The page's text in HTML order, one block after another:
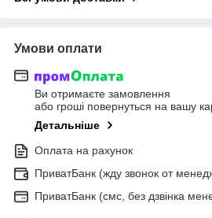
Умови оплати
Ви отримаєте замовлення
або гроші повернуться на вашу
Детальніше
Оплата на рахунок
ПриватБанк (жду звонок от
ПриватБанк (смс, без дзвінка